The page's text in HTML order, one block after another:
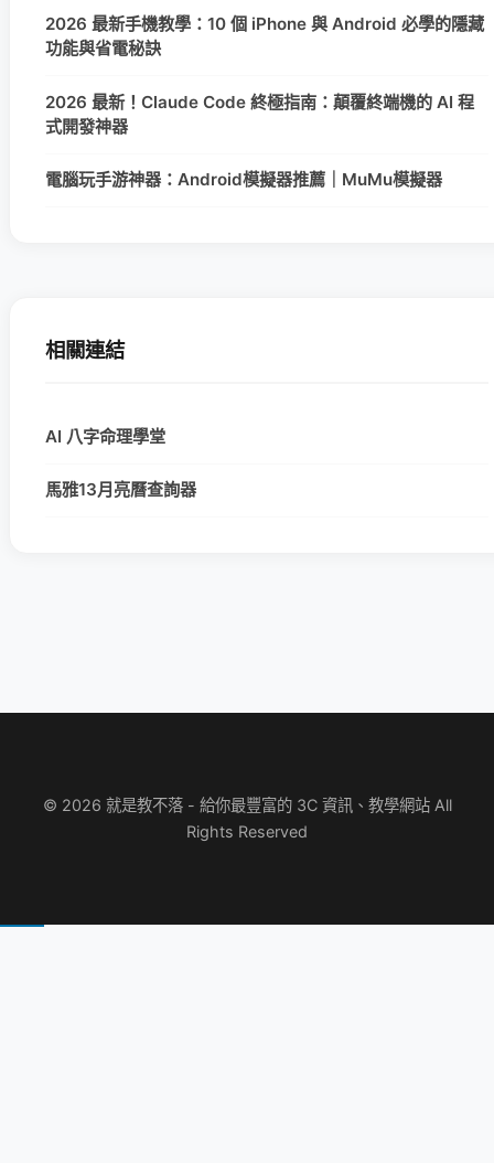
2026 最新手機教學：10 個 iPhone 與 Android 必學的隱藏
功能與省電秘訣
2026 最新！Claude Code 終極指南：顛覆終端機的 AI 程
式開發神器
電腦玩手游神器：Android模擬器推薦｜MuMu模擬器
相關連結
AI 八字命理學堂
馬雅13月亮曆查詢器
© 2026 就是教不落 - 給你最豐富的 3C 資訊、教學網站 All
Rights Reserved